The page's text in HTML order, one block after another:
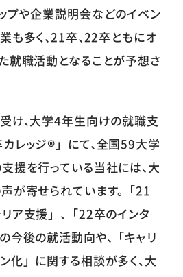
プや企業説明会などのイベン
も多く、21卒、22卒ともにオ
就職活動となることが予想さ
け、大学4年生向けの就職支
レッジ®」にて、全国59大学
援を行っている当社には、大
が寄せられています。「21
ア支援」、「22卒のインタ
今後の就活動向や、「キャリ
化」に関する相談が多く、大